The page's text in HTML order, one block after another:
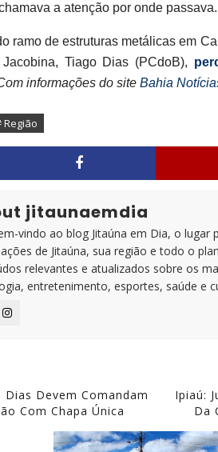
a atenção por onde passava.
ramo de estruturas metálicas em
Tiago Dias (PCdoB),
informações do site Bahia
Região
jitaunaemdia
vindo ao blog Jitaúna em Dia, o
de Jitaúna, sua região e todo o
relevantes e atualizados sobre os
entretenimento, esportes, saúde e
Devem Comandam
Com Chapa Única
Ipiaú:
Da